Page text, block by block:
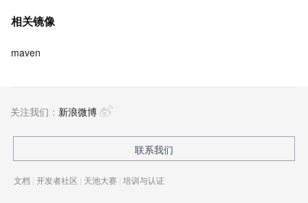
相关镜像
maven
关注我们： 新浪微博
联系我们
文档 | 开发者社区 | 天池大赛 | 培训与认证